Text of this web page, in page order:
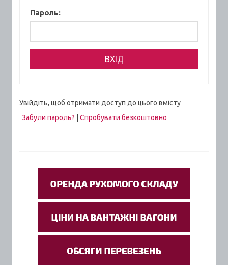
Пароль:
Увійдіть, щоб отримати доступ до цього вмісту
Забули пароль?
Спробувати безкоштовно